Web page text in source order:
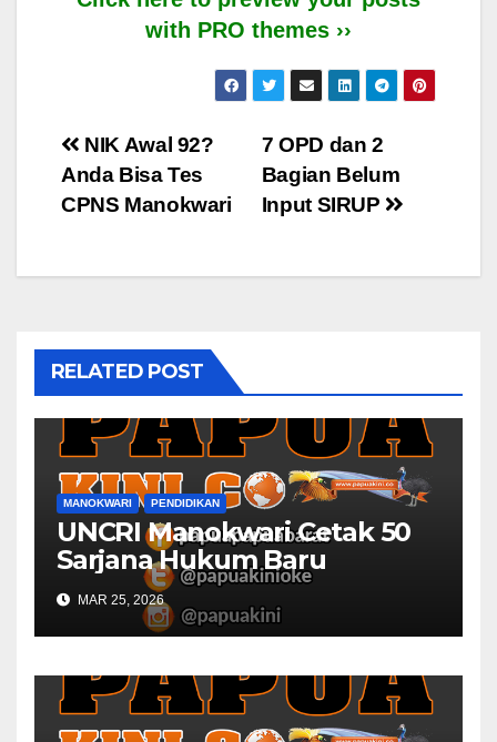
with PRO themes ››
Post
navigation
7 OPD dan 2
Bagian Belum
Input SIRUP
NIK Awal 92?
Anda Bisa Tes
CPNS Manokwari
RELATED POST
MANOKWARI PENDIDIKAN
UNCRI Manokwari Cetak 50
Sarjana Hukum Baru
MAR 25, 2026